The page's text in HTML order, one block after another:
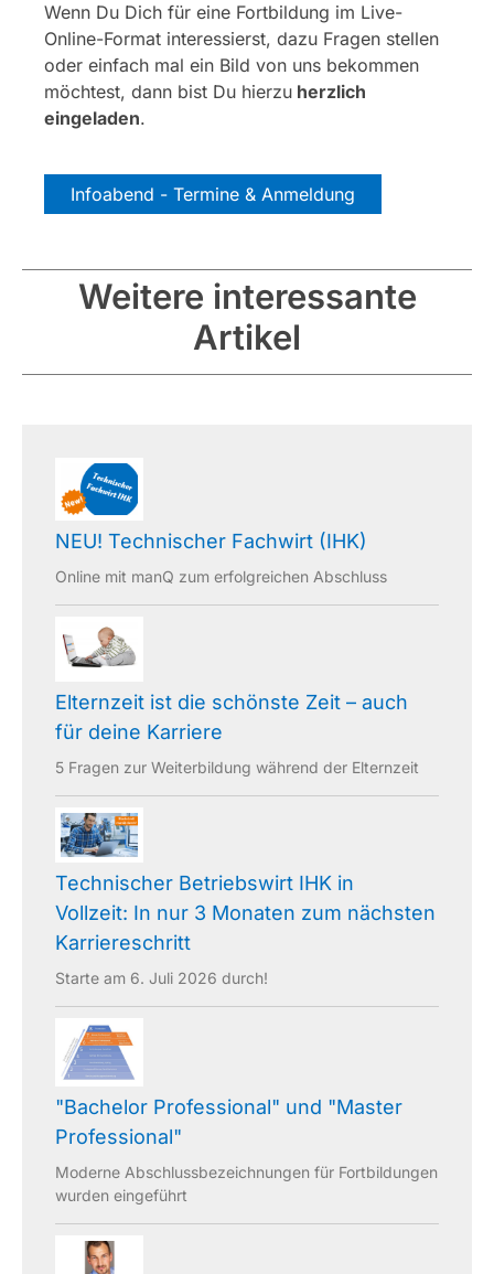
Wenn Du Dich für eine Fortbildung im Live-
Online-Format interessierst, dazu Fragen stellen
oder einfach mal ein Bild von uns bekommen
möchtest, dann bist Du hierzu herzlich
eingeladen.
Infoabend - Termine & Anmeldung
Weitere interessante
Artikel
NEU! Technischer Fachwirt (IHK)
Online mit manQ zum erfolgreichen Abschluss
Elternzeit ist die schönste Zeit – auch
für deine Karriere
5 Fragen zur Weiterbildung während der Elternzeit
Technischer Betriebswirt IHK in
Vollzeit: In nur 3 Monaten zum nächsten
Karriereschritt
Starte am 6. Juli 2026 durch!
"Bachelor Professional" und "Master
Professional"
Moderne Abschlussbezeichnungen für Fortbildungen
wurden eingeführt